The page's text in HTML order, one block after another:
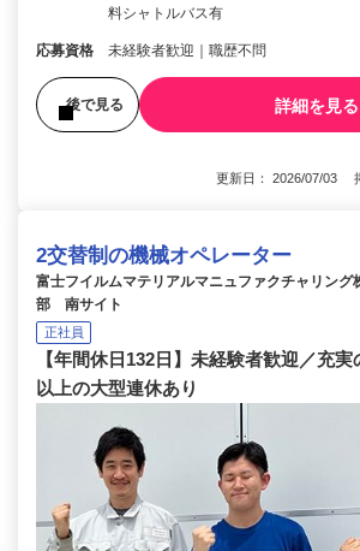
料シャトルバス有
応募資格 未経験者歓迎｜職歴不問
後で見る 詳細を見る
更新日： 2026/07/03
2交替制の機械オペレーター
富士フイルムマテリアルマニュファクチャリン
部 南サイト
正社員
【年間休日132日】未経験者歓迎／充実
以上の大型連休あり